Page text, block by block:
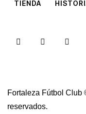
TIENDA
Fortaleza Fútbol Club
reservados.